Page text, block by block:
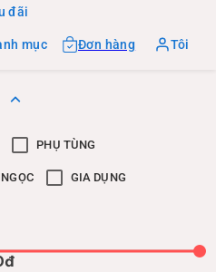
đãi
mục Đơn hàng Tôi
PHỤ TÙNG
GIA DỤNG